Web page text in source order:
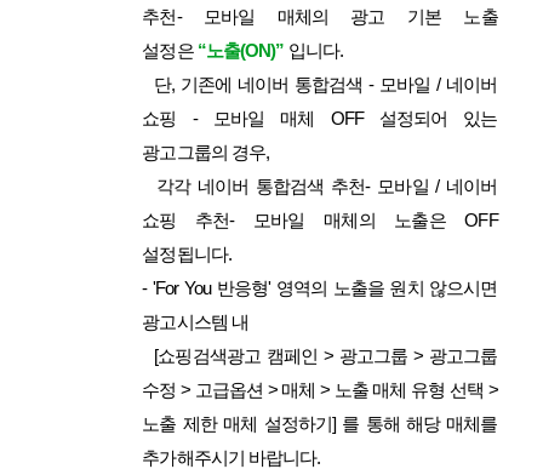
추천- 모바일 매체의 광고 기본 노출
설정은 “노출(ON)” 입니다.
단, 기존에 네이버 통합검색 - 모바일 / 네이버
쇼핑 - 모바일 매체 OFF 설정되어 있는
광고그룹의 경우,
각각 네이버 통합검색 추천- 모바일 / 네이버
쇼핑 추천- 모바일 매체의 노출은 OFF
설정됩니다.
- 'For You 반응형' 영역의 노출을 원치 않으시면
광고시스템 내
[쇼핑검색광고 캠페인 > 광고그룹 > 광고그룹
수정 > 고급옵션 > 매체 > 노출 매체 유형 선택 >
노출 제한 매체 설정하기] 를 통해 해당 매체를
추가해주시기 바랍니다.